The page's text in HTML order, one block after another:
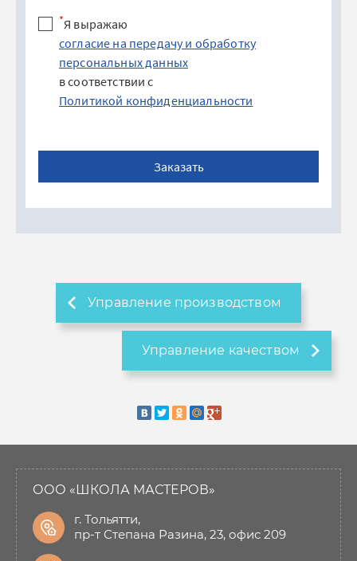
*Я выражаю
согласие на передачу и обработку
персональных данных
в соответствии с
Политикой конфиденциальности
Заказать
Управление производством
Управление качеством
ООО «ШКОЛА МАСТЕРОВ»
г. Тольятти,
пр-т Степана Разина, 23, офис 209